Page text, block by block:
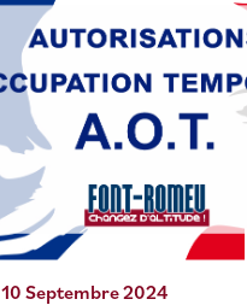
10 Septembre 2024